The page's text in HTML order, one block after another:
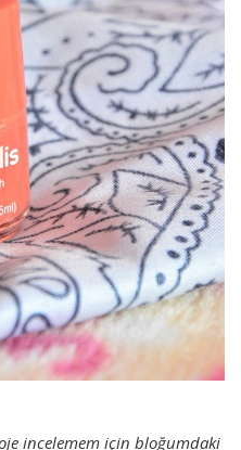
incelemem için bloğumdaki